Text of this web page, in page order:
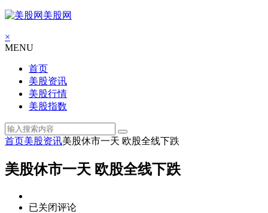
美股网
×
MENU
首页
美股资讯
美股行情
美股指数
首页美股资讯美股休市一天 欧股全线下跌
美股休市一天 欧股全线下跌
美
已关闭评论